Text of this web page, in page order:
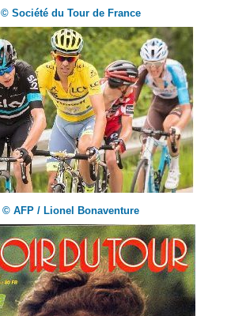
© Société du Tour de France
© AFP / Lionel Bonaventure